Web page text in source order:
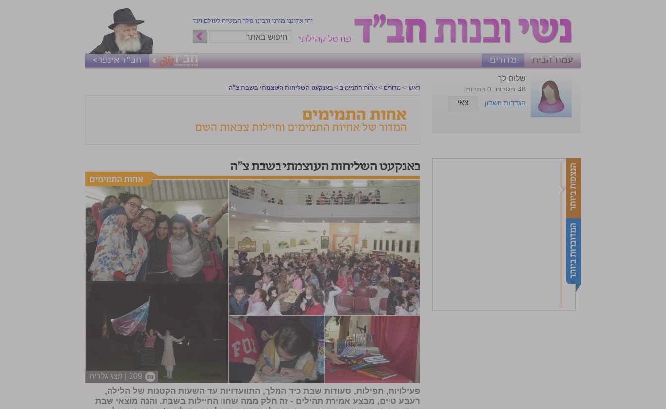
יחי אדוננו מורנו ורבינו מלך המשיח לעולם ועד
פורטל קהילתי
עמוד הבית
מדורים חב"ד אינפו >
ראשי > מדורים > אחות התמימים > באנקעט השליחות העוצמתי בשבת צ"ה
באנקעט השליחות העוצמתי בשבת צ"ה
109 | הצג גלריה
פעילויות, תפילות, סעודות שבת כיד המלך, התוועדויות עד השעות הקטנות של הלילה,
רעבע טיים, מבצע אמירת תהילים - זה חלק ממה שחוו החיילות בשבת. והנה מוצאי שבת
שלום לך
48 תגובות. 0 כתבות.
הגדרות חשבון
צאי